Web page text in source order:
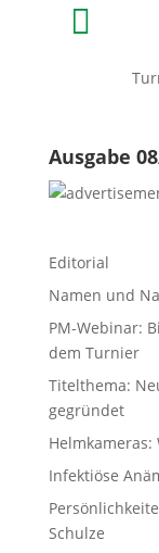

Ausgabe
Editorial
Namen und
PM-Webinar:
dem Turnier
Titelthema:
gegründet
Helmkameras:
Infektiöse
Schulze